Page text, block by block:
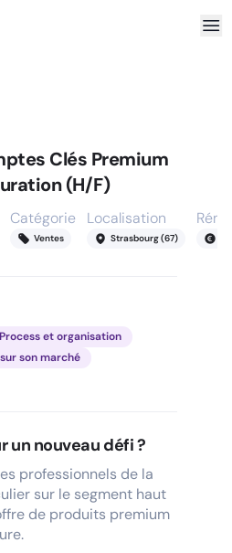
Clés Premium
(H/F)
Catégorie
Ventes
Localisation
Strasbourg (67)
Process et organisation
son marché
un nouveau défi ?
professionnels de la
sur le segment haut
de produits premium